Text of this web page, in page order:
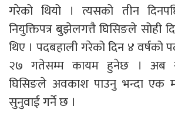
गरेको थियो । त्यसको तीन
नियुक्तिपत्र बुझेलगत्तै घिसिङले सोही
थिए । पदबहाली गरेको दिन ४ वर्षको
२७ गतेसम्म कायम हुनेछ । अब
घिसिङले अवकाश पाउनु भन्दा एक
सुनुवाई गर्ने छ ।